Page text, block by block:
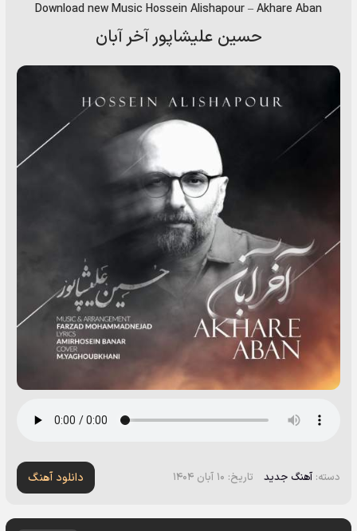
Download new Music Hossein Alishapour–Akhare Aban
حسین علیشاپور آخر آبان
دسته: آهنگ جدید تاریخ: ۱۰ آبان ۱۴۰۴ دانلود آهنگ